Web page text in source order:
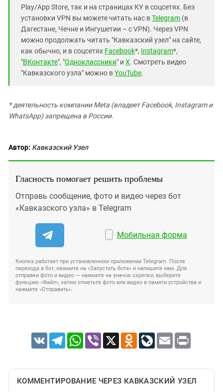
Play/App Store, так и на страницах КУ в соцсетях. Без
установки VPN вы можете читать нас вTelegram (в
Дагестане, Чечне и Ингушетии – с VPN). Через VPN
можно продолжать читать "Кавказский узел" на сайте,
как обычно, и в соцсетях Facebook*, Instagram*,
"ВКонтакте", "Одноклассники" и X. Смотреть видео
"Кавказского узла" можно вYouTube.
* деятельность компании Meta (владеет Facebook, Instagram и
WhatsApp) запрещена в России.
Автор: Кавказский Узел
Гласность помогает решить проблемы
Отправь сообщение, фото и видео через бот
«Кавказского узла» в Telegram
Мобильная форма
Кнопка работает при установленном приложении Telegram. После
перехода в бот, нажмите на «Запустить бота» и напишите нам. Для
отправки фото и видео — нажмите на значок скрепки, выберите
функцию «Файл», затем отметьте фото или видео в памяти устройства и
нажмите «Отправить».
VK TelegramWhatsApp
Viber X Odnoklassniki
LiveJournal
Email Print
КОММЕНТИРОВАНИЕ ЧЕРЕЗ КАВКАЗСКИЙ УЗЕЛ